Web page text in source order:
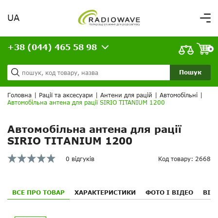
Вітаємо,
увійдіть в особистий кабінет
Доставка та оплата
Кредит
Статті
Контакти
ВАШЕ ЗАМОВЛЕННЯ
UA
Пошук
+38 (044) 465 58 98 0
Головна Рації та аксесуари Антени для рацій Автомобільні
Автомобільна антена для рації SIRIO TITANIUM 1200
Автомобільна антена для рації
SIRIO TITANIUM 1200
0 відгуків Код товару: 2668
ВСЕ ПРО ТОВАР ХАРАКТЕРИСТИКИ ФОТО І ВІДЕО